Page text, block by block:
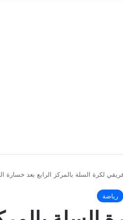
لكرة السلة بالمركز الرابع بعد خسارة
رياضة